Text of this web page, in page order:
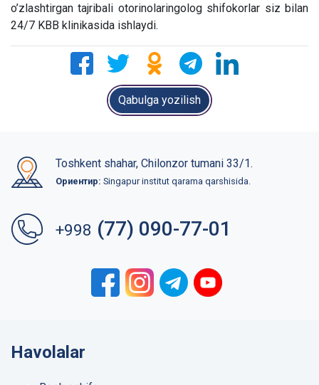
o’zlashtirgan tajribali otorinolaringolog shifokorlar siz bilan
24/7 KBB klinikasida ishlaydi.
Qabulga yozilish
Toshkent shahar, Chilonzor tumani 33/1.
Ориентир: Singapur institut qarama qarshisida.
+998 (77) 090-77-01
Havolalar